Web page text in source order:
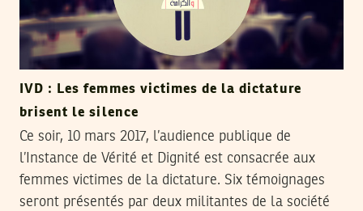
IVD : Les femmes victimes de la dictature
brisent le silence
Ce soir, 10 mars 2017, l’audience publique de
l’Instance de Vérité et Dignité est consacrée aux
femmes victimes de la dictature. Six témoignages
seront présentés par deux militantes de la société